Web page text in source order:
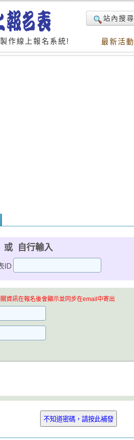
作線上報名系統!
站內搜尋
最新活動
或 自行輸入
ID
資訊在報名後會顯示並同步在email中寄出